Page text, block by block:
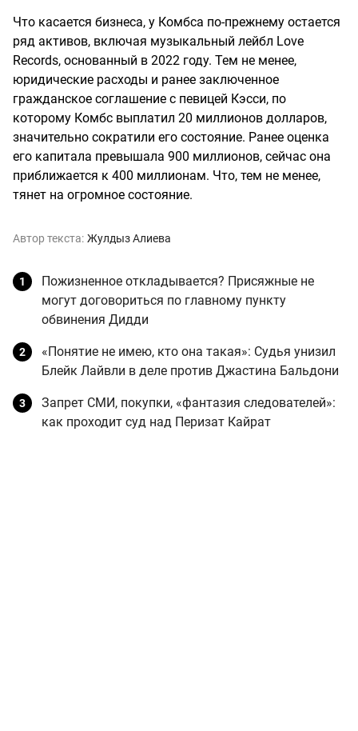
Что касается бизнеса, у Комбса по-прежнему остается
ряд активов, включая музыкальный лейбл Love
Records, основанный в 2022 году. Тем не менее,
юридические расходы и ранее заключенное
гражданское соглашение с певицей Кэсси, по
которому Комбс выплатил 20 миллионов долларов,
значительно сократили его состояние. Ранее оценка
его капитала превышала 900 миллионов, сейчас она
приближается к 400 миллионам. Что, тем не менее,
тянет на огромное состояние.
Автор текста: Жулдыз Алиева
Пожизненное откладывается? Присяжные не
могут договориться по главному пункту
обвинения Дидди
«Понятие не имею, кто она такая»: Судья унизил
Блейк Лайвли в деле против Джастина Бальдони
Запрет СМИ, покупки, «фантазия следователей»:
как проходит суд над Перизат Кайрат